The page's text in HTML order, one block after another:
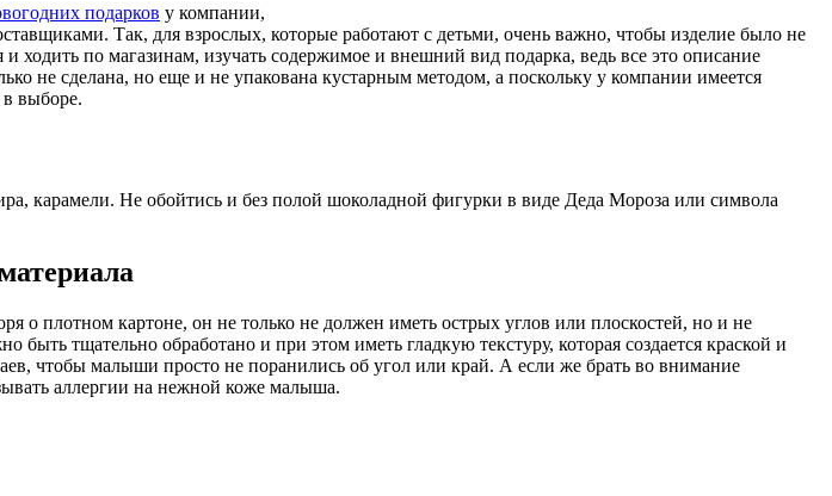
подарков у компании,
Так, для взрослых, которые работают с детьми, очень важно, чтобы изделие было не
по магазинам, изучать содержимое и внешний вид подарка, ведь все это описание
не сделана, но еще и не упакована кустарным методом, а поскольку у компании имеется
в выборе.
карамели. Не обойтись и без полой шоколадной фигурки в виде Деда Мороза или символа
о плотном картоне, он не только не должен иметь острых углов или плоскостей, но и не
быть тщательно обработано и при этом иметь гладкую текстуру, которая создается краской и
чтобы малыши просто не поранились об угол или край. А если же брать во внимание
аллергии на нежной коже малыша.